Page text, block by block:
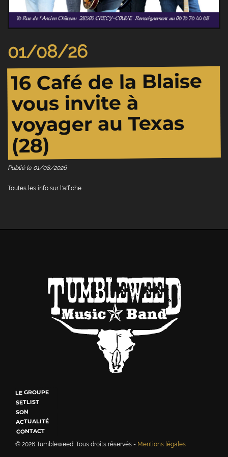
01/08/26
16 Café de la Blaise
vous invite à
voyager au Texas
(28)
Publié le 01/08/2026
Toutes les info sur l'affiche.
LE GROUPE
SETLIST
SON
ACTUALITÉ
CONTACT
© 2026 Tumbleweed. Tous droits réservés - Mentions légales